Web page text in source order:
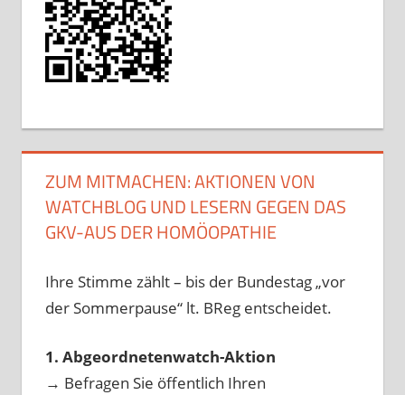
ZUM MITMACHEN: AKTIONEN VON
WATCHBLOG UND LESERN GEGEN DAS
GKV-AUS DER HOMÖOPATHIE
Ihre Stimme zählt – bis der Bundestag „vor
der Sommerpause“ lt. BReg entscheidet.
1. Abgeordnetenwatch-Aktion
→ Befragen Sie öffentlich Ihren